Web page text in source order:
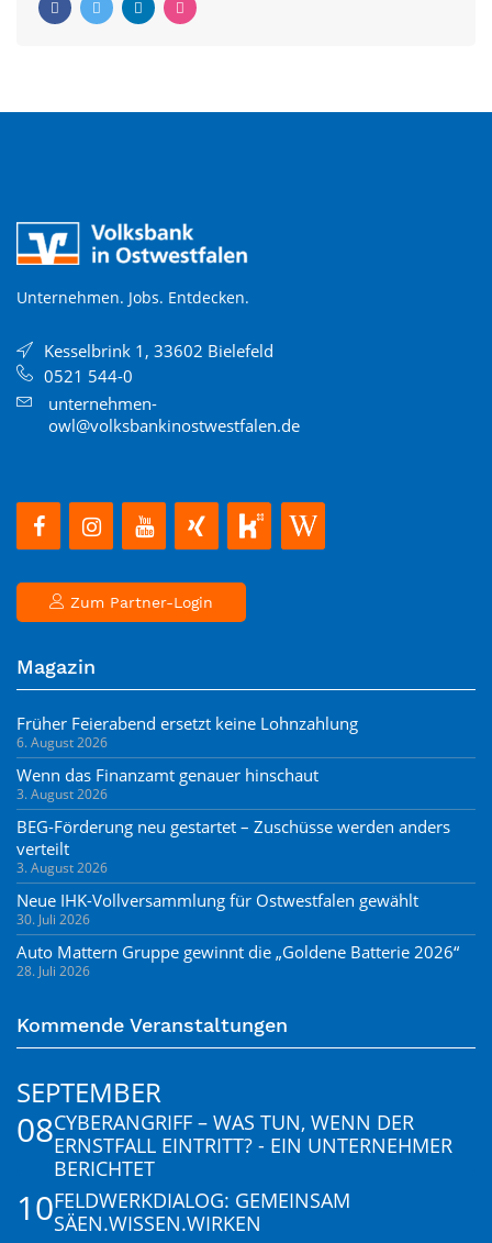
Unternehmen. Jobs. Entdecken.
Kesselbrink 1, 33602 Bielefeld
0521 544-0
unternehmen-
owl@volksbankinostwestfalen.de
Zum Partner-Login
Magazin
Früher Feierabend ersetzt keine Lohnzahlung
6. August 2026
Wenn das Finanzamt genauer hinschaut
3. August 2026
BEG-Förderung neu gestartet – Zuschüsse werden anders
verteilt
3. August 2026
Neue IHK-Vollversammlung für Ostwestfalen gewählt
30. Juli 2026
Auto Mattern Gruppe gewinnt die „Goldene Batterie 2026“
28. Juli 2026
Kommende Veranstaltungen
SEPTEMBER
08CYBERANGRIFF – WAS TUN, WENN DER
ERNSTFALL EINTRITT? - EIN UNTERNEHMER
BERICHTET
10FELDWERKDIALOG: GEMEINSAM
SÄEN.WISSEN.WIRKEN